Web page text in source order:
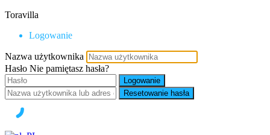
Toravilla
Logowanie
Nazwa użytkownika
Hasło Nie pamiętasz hasła?
Logowanie
Resetowanie hasła